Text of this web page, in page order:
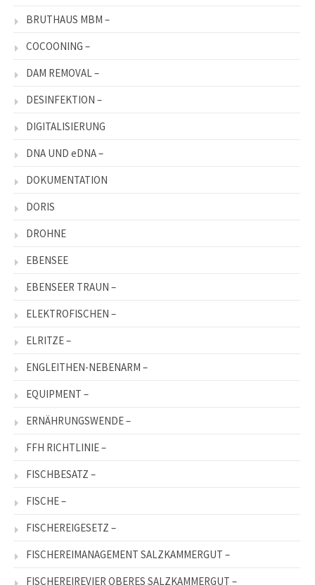
BRUTHAUS MBM –
COCOONING –
DAM REMOVAL –
DESINFEKTION –
DIGITALISIERUNG
DNA UND eDNA –
DOKUMENTATION
DORIS
DROHNE
EBENSEE
EBENSEER TRAUN –
ELEKTROFISCHEN –
ELRITZE –
ENGLEITHEN-NEBENARM –
EQUIPMENT –
ERNÄHRUNGSWENDE –
FFH RICHTLINIE –
FISCHBESATZ –
FISCHE –
FISCHEREIGESETZ –
FISCHEREIMANAGEMENT SALZKAMMERGUT –
FISCHEREIREVIER OBERES SALZKAMMERGUT –